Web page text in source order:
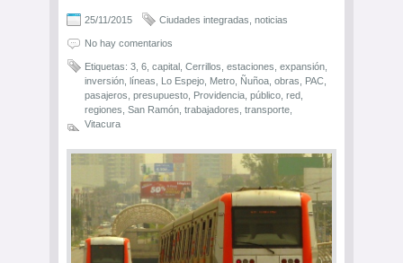
25/11/2015 Ciudades integradas, noticias
No hay comentarios
Etiquetas: 3, 6, capital , Cerrillos, estaciones, expansión,
inversión, líneas, Lo Espejo, Metro, Ñuñoa, obras, PAC,
pasajeros, presupuesto, Providencia, público, red,
regiones, San Ramón, trabajadores, transporte,
Vitacura